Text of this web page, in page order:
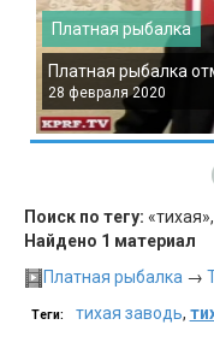
Платная рыбалка
Платная рыбалка
28 февраля 2020
Поиск по тегу:
Найдено 1 материал
Платная рыбалка →
Теги: тихая заводь,